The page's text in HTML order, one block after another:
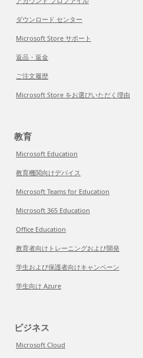
ダウンロード センター
Microsoft Store サポート
返品・返金
ご注文履歴
Microsoft Store をお選びいただく理由
教育
Microsoft Education
教育機関向けデバイス
Microsoft Teams for Education
Microsoft 365 Education
Office Education
教育者向けトレーニングおよび開発
学生および保護者向けキャンペーン
学生向け Azure
ビジネス
Microsoft Cloud